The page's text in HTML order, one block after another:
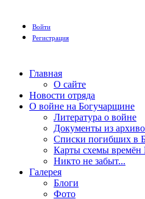
Войти
Регистрация
Главная
О сайте
Новости отряда
О войне на Богучарщине
Литература о войне
Документы из
Списки погибших в
Карты схемы
Никто не забыт...
Галерея
Блоги
Фото